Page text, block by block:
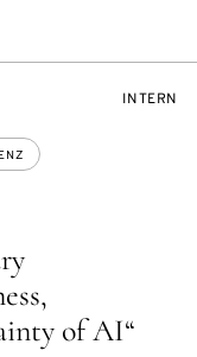
of AI“
INTERN